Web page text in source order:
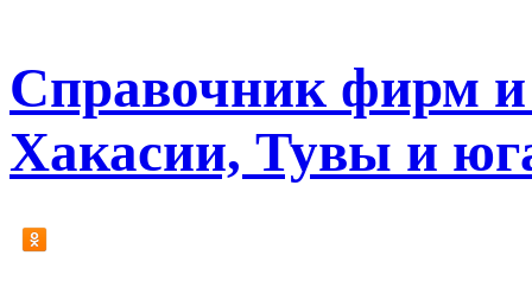
Справочник фирм и
Хакасии, Тувы и